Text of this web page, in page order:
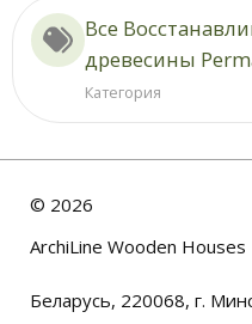
Все
древесины
Категория
© 2026
ArchiLine Wooden Houses
Беларусь, 220068, г.